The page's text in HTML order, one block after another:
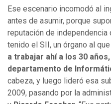
Ese escenario incomodó al
antes de asumir, porque
reputación de independencia
tenido el SII, un órgano al
a trabajar ahí a los 30
departamento de
cabeza, y luego lideró esa
2009, pasando por la